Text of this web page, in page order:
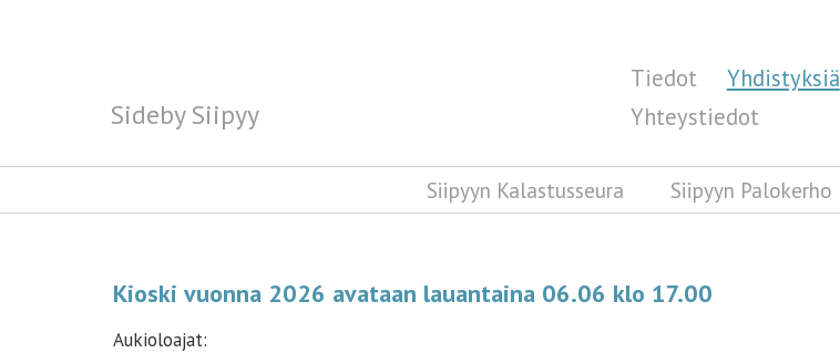
Sideby Siipyy
Tiedot Yhdistyksiä
Yhteystiedot
Siipyyn Kalastusseura Siipyyn Palokerho
Kioski vuonna 2026 avataan lauantaina 06.06 klo 17.00
Aukioloajat: